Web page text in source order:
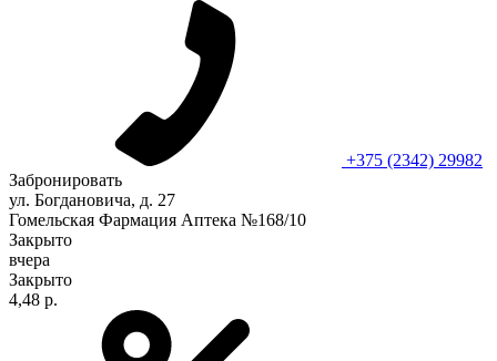
+375 (2342) 29982
Забронировать
ул. Богдановича, д. 27
Гомельская Фармация Аптека №168/10
Закрыто
вчера
Закрыто
4,48 р.